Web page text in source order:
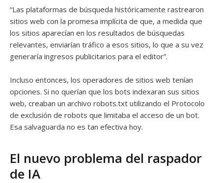
“Las plataformas de búsqueda históricamente rastrearon
sitios web con la promesa implícita de que, a medida que
los sitios aparecían en los resultados de búsquedas
relevantes, enviarían tráfico a esos sitios, lo que a su vez
generaría ingresos publicitarios para el editor”.
Incluso entonces, los operadores de sitios web tenían
opciones. Si no querían que los bots indexaran sus sitios
web, creaban un archivo robots.txt utilizando el Protocolo
de exclusión de robots que limitaba el acceso de un bot.
Esa salvaguarda no es tan efectiva hoy.
El nuevo problema del raspador
de IA